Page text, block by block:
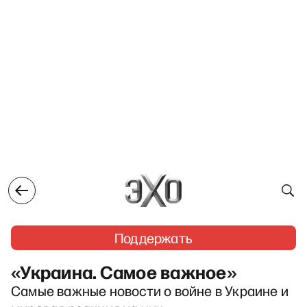
Поддержать
«Украина. Самое важное»
Самые важные новости о войне в Украине и